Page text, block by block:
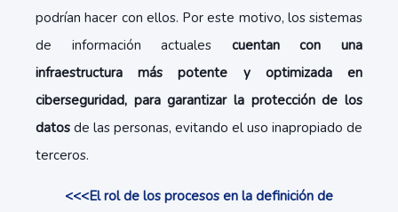
podrían hacer con ellos. Por este motivo, los sistemas
de información actuales cuentan con una
infraestructura más potente y optimizada en
ciberseguridad, para garantizar la protección de los
datos de las personas, evitando el uso inapropiado de
terceros.
<<<El rol de los procesos en la definición de